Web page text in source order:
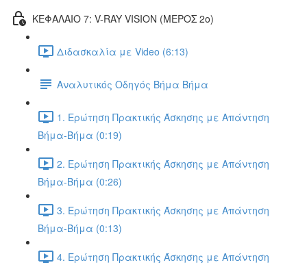
ΚΕΦΑΛΑΙΟ 7: V-RAY VISION (ΜΕΡΟΣ 2ο)
Διδασκαλία με Video (6:13)
Αναλυτικός Οδηγός Βήμα Βήμα
1. Ερώτηση Πρακτικής Άσκησης με Απάντηση
Βήμα-Βήμα (0:19)
2. Ερώτηση Πρακτικής Άσκησης με Απάντηση
Βήμα-Βήμα (0:26)
3. Ερώτηση Πρακτικής Άσκησης με Απάντηση
Βήμα-Βήμα (0:13)
4. Ερώτηση Πρακτικής Άσκησης με Απάντηση